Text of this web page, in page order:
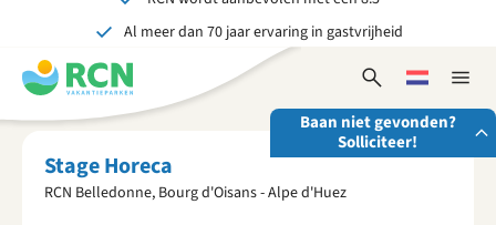
hoofdnavigatie
hoofdinhoud
voettekstinhoud
Al meer dan 70 jaar ervaring in gastvrijheid
Onvergetelijk voor jong en oud
Sluit
Open
zoekformulier
Kies
een
taal
Baan niet gevonden?
Solliciteer!
Stage Horeca
RCN Belledonne, Bourg d'Oisans - Alpe d'Huez